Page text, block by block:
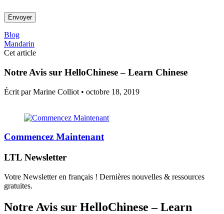
Blog
Mandarin
Cet article
Notre Avis sur HelloChinese – Learn Chinese
Écrit par Marine Colliot • octobre 18, 2019
Commencez Maintenant
LTL Newsletter
Votre Newsletter en français ! Dernières nouvelles & ressources
gratuites.
Notre Avis sur HelloChinese – Learn